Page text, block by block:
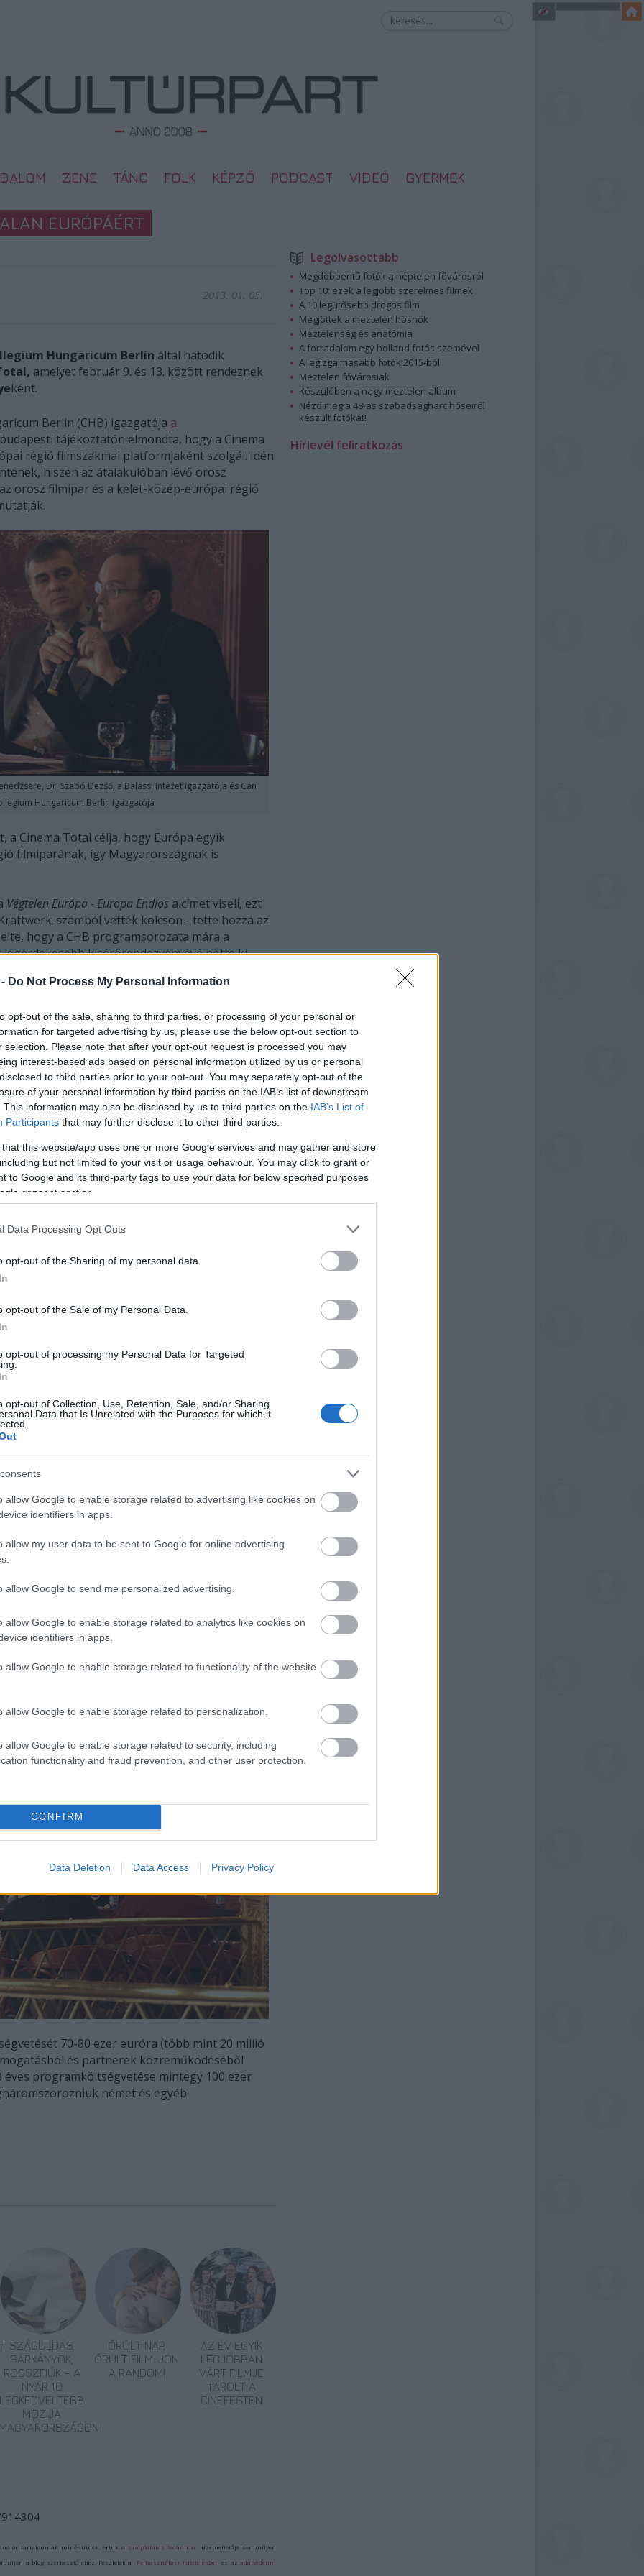
Do Not Process My Personal Information
opt-out of the sale, sharing to third parties, or processing of your personal or
for targeted advertising by us, please use the below opt-out section to
selection. Please note that after your opt-out request is processed you may
interest-based ads based on personal information utilized by us or personal
to third parties prior to your opt-out. You may separately opt-out of the
of your personal information by third parties on the IAB’s list of downstream
This information may also be disclosed by us to third parties on the IAB’s List of
Participants that may further disclose it to other third parties.
that this website/app uses one or more Google services and may gather and store
but not limited to your visit or usage behaviour. You may click to grant or
to Google and its third-party tags to use your data for below specified purposes
consent section.
Data Processing Opt Outs
opt-out of the Sharing of my personal data.
opt-out of the Sale of my Personal Data.
opt-out of processing my Personal Data for Targeted
opt-out of Collection, Use, Retention, Sale, and/or Sharing
Data that Is Unrelated with the Purposes for which it
allow Google to enable storage related to advertising like cookies on
identifiers in apps.
allow my user data to be sent to Google for online advertising
allow Google to send me personalized advertising.
allow Google to enable storage related to analytics like cookies on
identifiers in apps.
allow Google to enable storage related to functionality of the website
allow Google to enable storage related to personalization.
allow Google to enable storage related to security, including
functionality and fraud prevention, and other user protection.
CONFIRM
Data Deletion Data Access Privacy Policy
ZENE TÁNC FOLK KÉPZŐ PODCAST VIDEÓ GYERMEK
EURÓPÁÉRT
2013. 01. 05.
Hungaricum Berlin által hatodik
amelyet február 9. és 13. között rendeznek
ként.
Berlin (CHB) igazgatója a
tájékoztatón elmondta, hogy a Cinema
régió filmszakmai platformjaként szolgál. Idén
hiszen az átalakulóban lévő orosz
orosz filmipar és a kelet-közép-európai régió
Dr. Szabó Dezső, a Balassi Intézet igazgatója és Can
Hungaricum Berlin igazgatója
Cinema Total célja, hogy Európa egyik
filmiparának, így Magyarországnak is
Végtelen Európa - Europa Endlos alcímet viseli, ezt
számból vették kölcsön - tette hozzá az
hogy a CHB programsorozata mára a
legérdekesebb kísérőrendezvényévé nőtte ki
róla, noha a kezdetekben sokan
megnyitóját február 9-én tartják, az est zenei
Bár adja, a koncerten Kiss Tibor (Quimby) is
Amennyiben magyar film is bekerül a Berlinale
a film alkotói díszvendégként szerepelnek
két évbena magyar filmtámogatási rendszer
idén pedig a hasonló átalakuláson
10-i filmpolitikai kerekasztal-beszélgetésen
lehetőségek, valamint az orosz támogatási
és európai producerek részvételével. A
producer, Michael Schlicht, a Sony
Gindilisz filmes szakember, valamint az orosz
vesznek részt.
a világ első kézből a CHB programsorozatán
médiapartnerük az élő közvetítést is
február 11-én este hatkor tartják a
amelyen filmes szakemberek tartanak gyors,
Filmtalk elnevezésű programon eurázsiai
számol be európai filmes tapasztalatairól.
Total hangsúlyos eseménye volt a roma
Roma Filmbizottság megalapítása. Az idén
és a CHB szervezésében létrejövő júniusi,
előkészíteni. Február 13-án a Pitch Stopon
a programsorozatot a Cinema Total
Fesztiválja védnökségével megvalósuló
70-80 ezer euróra (több mint 20 millió
és partnerek közreműködéséből
éves programköltségvetése mintegy 100 ezer
német és egyéb
SZÁGULDÁS,
SÁRKÁNYOK,
ROSSZFIÚK – A
NYÁR 10
LEGKEDVELTEBB
MOZIJA
MAGYARORSZÁGON
ŐRÜLT NAP,
ŐRÜLT FILM: JÖN
A RANDOM!
AZ ÉV EGYIK
LEGJOBBAN
VÁRT FILMJE
TAROLT A
CINEFESTEN
tartalomnak minősülnek, értük a szolgáltatás technikai üzemeltetője semmilyen
a blog szerkesztőjéhez. Részletek a Felhasználási feltételekben és azadatvédelmi
Legolvasottabb
Megdöbbentő fotók a néptelen fővárosról
Top 10: ezek a legjobb szerelmes filmek
A 10 legütősebb drogos film
Megjöttek a meztelen hősnők
Meztelenség és anatómia
A forradalom egy holland fotós szemével
A legizgalmasabb fotók 2015-ből
Meztelen fővárosiak
Készülőben a nagy meztelen album
Nézd meg a 48-as szabadságharc hőseiről
készült fotókat!
Hírlevél feliratkozás